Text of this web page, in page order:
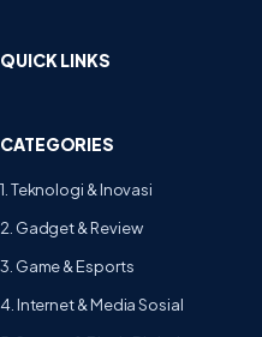
QUICK LINKS
CATEGORIES
1. Teknologi & Inovasi
2. Gadget & Review
3. Game & Esports
4. Internet & Media Sosial